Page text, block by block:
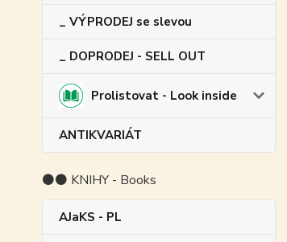
_ VÝPRODEJ se slevou
_ DOPRODEJ - SELL OUT
Prolistovat - Look inside
ANTIKVARIÁT
⚫⚫ KNIHY - Books
AJaKS - PL